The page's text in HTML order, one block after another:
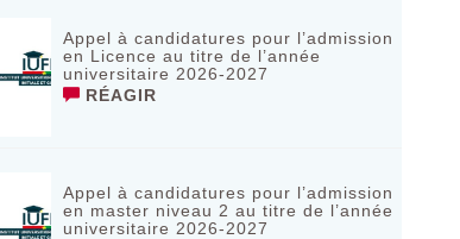
Appel à candidatures pour l’admission
en Licence au titre de l’année
universitaire 2026-2027
RÉAGIR
Appel à candidatures pour l’admission
en master niveau 2 au titre de l’année
universitaire 2026-2027